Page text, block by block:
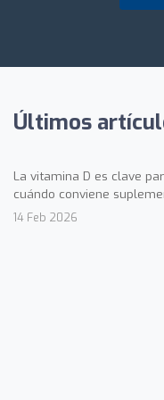
Últimos
La vitamina D es clave
cuándo conviene
14 Feb 2026